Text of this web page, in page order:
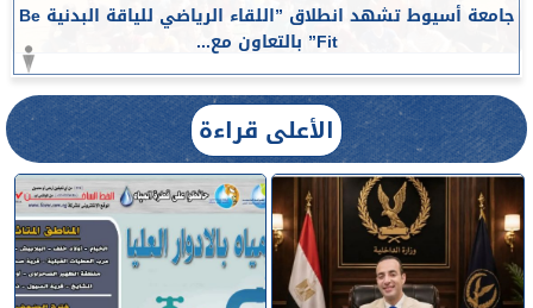
جامعة أسيوط تشهد انطلاق ”اللقاء الرياضي للياقة البدنية Be
Fit” بالتعاون مع...
الأعلى قراءة